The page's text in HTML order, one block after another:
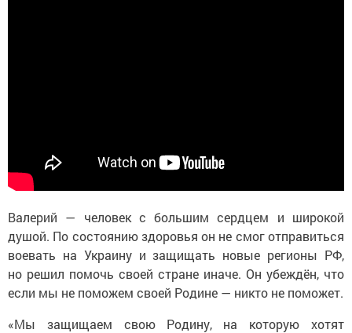
Валерий — человек с большим сердцем и широкой
душой. По состоянию здоровья он не смог отправиться
воевать на Украину и защищать новые регионы РФ,
но решил помочь своей стране иначе. Он убеждён, что
если мы не поможем своей Родине — никто не поможет.
«Мы защищаем свою Родину, на которую хотят